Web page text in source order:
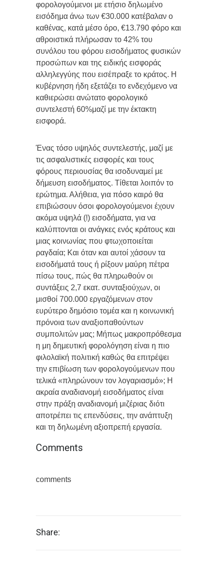
φορολογούμενοι με ετήσιο δηλωμένο
εισόδημα άνω των €30.000 κατέβαλαν ο
καθένας, κατά μέσο όρο, €13.790 φόρο και
αθροιστικά πλήρωσαν το 42% του
συνόλου του φόρου εισοδήματος φυσικών
προσώπων και της ειδικής εισφοράς
αλληλεγγύης που εισέπραξε το κράτος. Η
κυβέρνηση ήδη εξετάζει το ενδεχόμενο να
καθιερώσει ανώτατο φορολογικό
συντελεστή 60%μαζί με την έκτακτη
εισφορά.
Ένας τόσο υψηλός συντελεστής, μαζί με
τις ασφαλιστικές εισφορές και τους
φόρους περιουσίας θα ισοδυναμεί με
δήμευση εισοδήματος. Τίθεται λοιπόν το
ερώτημα. Αλήθεια, για πόσο καιρό θα
επιβιώσουν όσοι φορολογούμενοι έχουν
ακόμα υψηλά (!) εισοδήματα, για να
καλύπτονται οι ανάγκες ενός κράτους και
μιας κοινωνίας που φτωχοποιείται
ραγδαία; Και όταν και αυτοί χάσουν τα
εισοδήματά τους ή ρίξουν μαύρη πέτρα
πίσω τους, πώς θα πληρωθούν οι
συντάξεις 2,7 εκατ. συνταξιούχων, οι
μισθοί 700.000 εργαζόμενων στον
ευρύτερο δημόσιο τομέα και η κοινωνική
πρόνοια των αναξιοπαθούντων
συμπολιτών μας; Μήπως μακροπρόθεσμα
η μη δημευτική φορολόγηση είναι η πιο
φιλολαϊκή πολιτική καθώς θα επιτρέψει
την επιβίωση των φορολογούμενων που
τελικά «πληρώνουν τον λογαριασμό»; Η
ακραία αναδιανομή εισοδήματος είναι
στην πράξη αναδιανομή μιζέριας διότι
αποτρέπει τις επενδύσεις, την ανάπτυξη
και τη δηλωμένη αξιοπρεπή εργασία.
Comments
comments
Share: